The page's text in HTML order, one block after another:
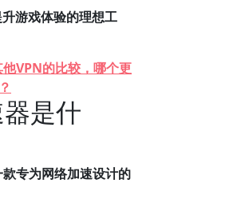
游戏体验的理想工
VPN的比较，哪个更
是什
专为网络加速设计的